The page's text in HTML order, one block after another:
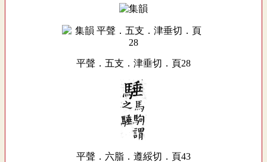
平聲．五支．津垂切．頁28
平聲．六脂．遵綏切．頁43